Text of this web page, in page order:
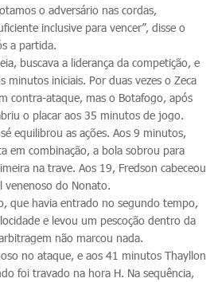
o adversário nas cordas,
inclusive para vencer”, disse o
a partida.
buscava a liderança da competição, e
minutos iniciais. Por duas vezes o Zeca
contra-ataque, mas o Botafogo, após
o placar aos 35 minutos de jogo.
equilibrou as ações. Aos 9 minutos,
em combinação, a bola sobrou para
na trave. Aos 19, Fredson cabeceou
venenoso do Nonato.
que havia entrado no segundo tempo,
e levou um pescoção dentro da
não marcou nada.
no ataque, e aos 41 minutos Thayllon
foi travado na hora H. Na sequência,